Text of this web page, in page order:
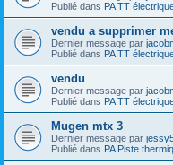
Publié dans PA TT
vendu a supprimer
Dernier message par
Publié dans PA TT
vendu
Dernier message par
Publié dans PA TT
Mugen mtx 3
Dernier message par
Publié dans PA Piste